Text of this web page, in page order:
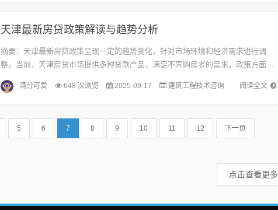
天津最新房贷政策解读与趋势分析
摘要：天津最新房贷政策呈现一定的趋势变化，针对市场环境和经济需求进行调
整。当前，天津房贷市场提供多种贷款产品，满足不同购房者的需求。政策方面，
对于利率、贷款额度及贷款条件等有所调整，展现出更加灵活和多元化的特点。随
着...
阅读全文
满分可爱 648 次浏览 2025-09-17 建筑工程技术咨询
5 6 7 8 9 10 11 12 下一页
点击查看更多